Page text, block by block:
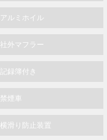
アルミホイル
社外マフラー
記録簿付き
禁煙車
横滑り防止装置